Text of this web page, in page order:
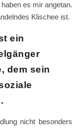
es mir angetan.
Klischee ist.
ein
dem sein
nicht besonders